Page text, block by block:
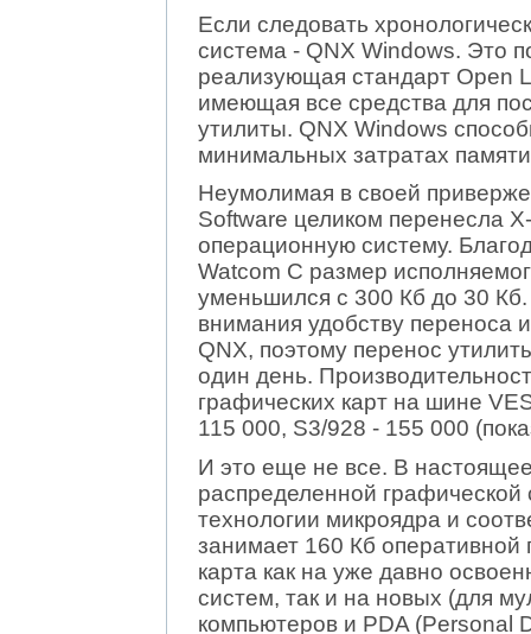
Если следовать
система - QNX Windows. Это
реализующая стандарт Open
имеющая все средства для
утилиты. QNX Windows
минимальных затратах
Неумолимая в своей
Software целиком перенесла
операционную систему.
Watcom C размер
уменьшился с 300 Кб до 30
внимания удобству переноса
QNX, поэтому перенос
один день.
графических карт на шине
115 000, S3/928 - 155 000
И это еще не все. В
распределенной
технологии микроядра и
занимает 160 Кб оперативной
карта как на уже давно
систем, так и на новых (для
компьютеров и PDA (Personal